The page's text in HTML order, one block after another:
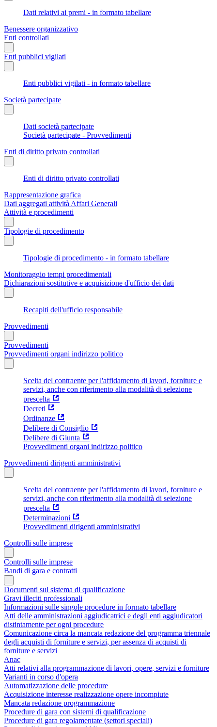
Dati relativi ai premi - in formato tabellare
Benessere organizzativo
Enti controllati
Enti pubblici vigilati
Enti pubblici vigilati - in formato tabellare
Società partecipate
Dati società partecipate
Società partecipate - Provvedimenti
Enti di diritto privato controllati
Enti di diritto privato controllati
Rappresentazione grafica
Dati aggregati attività Affari Generali
Attività e procedimenti
Tipologie di procedimento
Tipologie di procedimento - in formato tabellare
Monitoraggio tempi procedimentali
Dichiarazioni sostitutive e acquisizione d'ufficio dei dati
Recapiti dell'ufficio responsabile
Provvedimenti
Provvedimenti
Provvedimenti organi indirizzo politico
Scelta del contraente per l'affidamento di lavori, forniture e
servizi, anche con riferimento alla modalità di selezione
prescelta
Decreti
Ordinanze
Delibere di Consiglio
Delibere di Giunta
Provvedimenti organi indirizzo politico
Provvedimenti dirigenti amministrativi
Scelta del contraente per l'affidamento di lavori, forniture e
servizi, anche con riferimento alla modalità di selezione
prescelta
Determinazioni
Provvedimenti dirigenti amministrativi
Controlli sulle imprese
Controlli sulle imprese
Bandi di gara e contratti
Documenti sul sistema di qualificazione
Gravi illeciti professionali
Informazioni sulle singole procedure in formato tabellare
Atti delle amministrazioni aggiudicatrici e degli enti aggiudicatori
distintamente per ogni procedure
Comunicazione circa la mancata redazione del programma triennale
degli acquisti di forniture e servizi, per assenza di acquisti di
forniture e servizi
Anac
Atti relativi alla programmazione di lavori, opere, servizi e forniture
Varianti in corso d'opera
Automatizzazione delle procedure
Acquisizione interesse realizzazione opere incompiute
Mancata redazione programmazione
Procedure di gara con sistemi di qualificazione
Procedure di gara regolamentate (settori speciali)